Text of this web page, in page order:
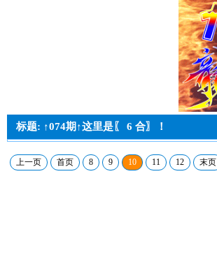
标题: ↑074期↑这里是〖 6 合〗！
上一页 首页 8 9 10 11 12 末页